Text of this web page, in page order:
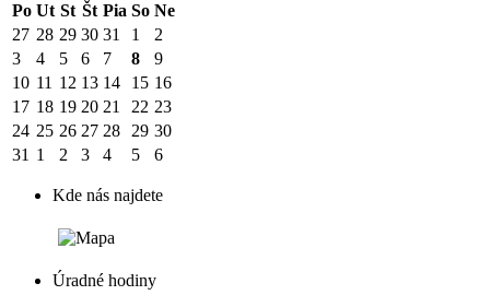
Po Ut St Št Pia So Ne
27 28 29 30 31 1
2
3
4 5 6 7 8
9
10 11 12 13 14 15 16
17 18 19 20 21 22 23
24 25 26 27 28 29 30
31 1 2 3 4 5 6
Kde nás najdete
Úradné hodiny